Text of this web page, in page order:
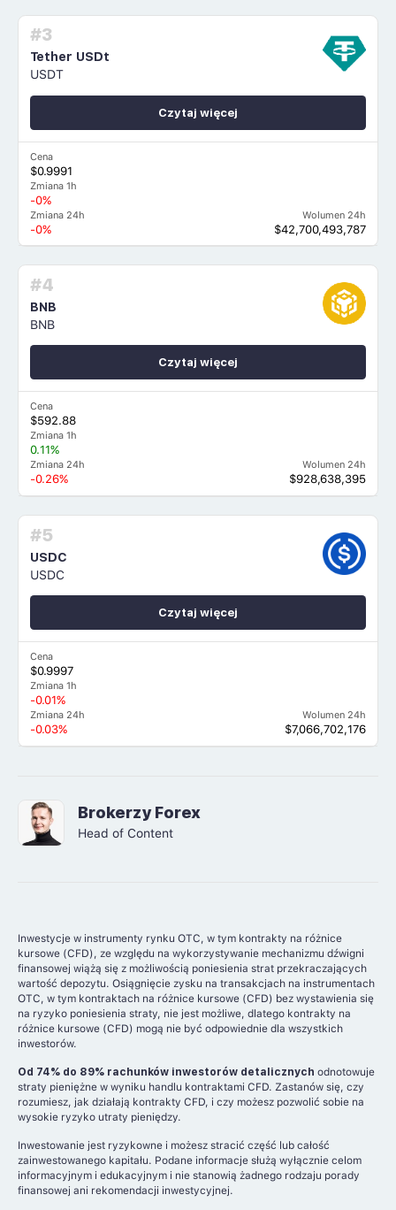
#3
Tether USDt
USDT
Cena
$0.9991
Zmiana 1h
-0%
Zmiana 24h
-0%
Wolumen 24h
$42,700,493,787
Czytaj więcej
#4
BNB
BNB
Cena
$592.88
Zmiana 1h
0.11%
Zmiana 24h
-0.26%
Wolumen 24h
$928,638,395
Czytaj więcej
#5
USDC
USDC
Cena
$0.9997
Zmiana 1h
-0.01%
Zmiana 24h
-0.03%
Wolumen 24h
$7,066,702,176
Czytaj więcej
Brokerzy Forex
Head of Content
Inwestycje w instrumenty rynku OTC, w tym kontrakty na różnice
kursowe (CFD), ze względu na wykorzystywanie mechanizmu dźwigni
finansowej wiążą się z możliwością poniesienia strat przekraczających
wartość depozytu. Osiągnięcie zysku na transakcjach na instrumentach
OTC, w tym kontraktach na różnice kursowe (CFD) bez wystawienia się
na ryzyko poniesienia straty, nie jest możliwe, dlatego kontrakty na
różnice kursowe (CFD) mogą nie być odpowiednie dla wszystkich
inwestorów.
Od 74% do 89% rachunków inwestorów detalicznych odnotowuje
straty pieniężne w wyniku handlu kontraktami CFD. Zastanów się, czy
rozumiesz, jak działają kontrakty CFD, i czy możesz pozwolić sobie na
wysokie ryzyko utraty pieniędzy.
Inwestowanie jest ryzykowne i możesz stracić część lub całość
zainwestowanego kapitału. Podane informacje służą wyłącznie celom
informacyjnym i edukacyjnym i nie stanowią żadnego rodzaju porady
finansowej ani rekomendacji inwestycyjnej.